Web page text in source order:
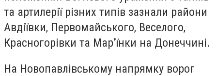
та артилерії різних типів зазнали райони
Авдіївки, Первомайського, Веселого,
Красногорівки та Мар’їнки на Донеччині.
На Новопавлівському напрямку ворог